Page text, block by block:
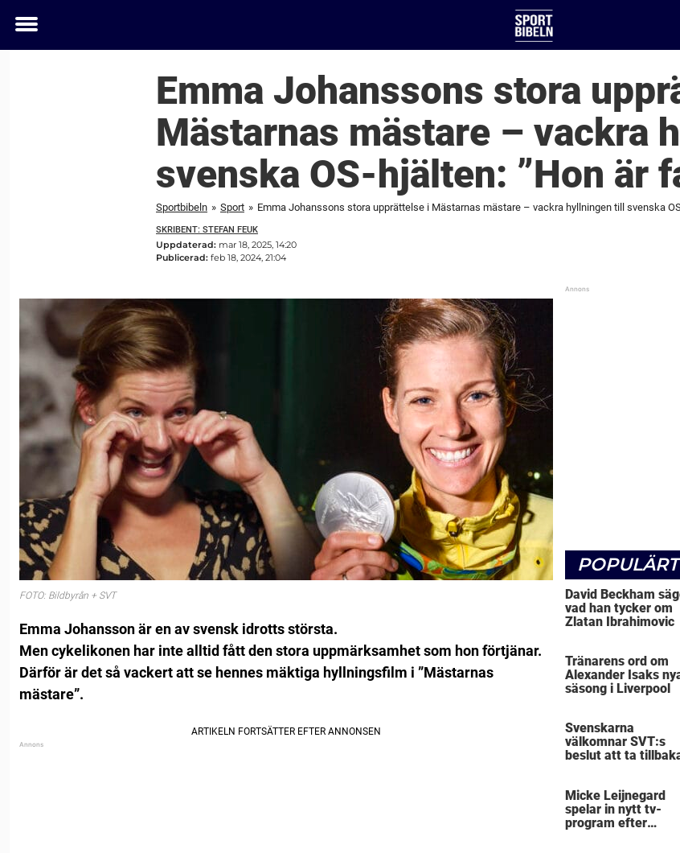
Toggle
Emma Johanssons stora
Mästarnas mästare – vackra
svenska OS-hjälten: ”Hon är
Sportbibeln » Sport »
SKRIBENT: STEFAN FEUK
Uppdaterad: mar 18, 2025, 14:20
Publicerad: feb 18, 2024, 21:04
FOTO: Bildbyrån + SVT
Emma Johansson är en av svensk idrotts största.
Men cykelikonen har inte alltid fått den stora uppmärksamhet som hon förtjänar.
Därför är det så vackert att se hennes mäktiga hyllningsfilm i ”Mästarnas
mästare”.
POPULÄRT
David Beckham
vad han tycker om
Zlatan Ibrahimovic
Tränarens ord om
Alexander Isaks
säsong i Liverpool
Svenskarna
välkomnar SVT:s
beslut att ta
Micke Leijnegard
spelar in nytt tv-
program efter